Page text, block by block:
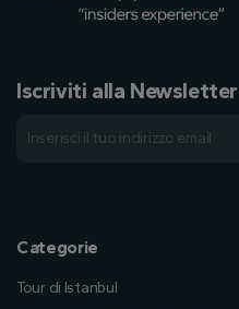
Iscriviti alla Newsletter
Categorie
Tour di Istanbul